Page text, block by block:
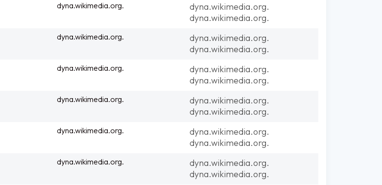
dyna.wikimedia.org.
dyna.wikimedia.org.
dyna.wikimedia.org.
dyna.wikimedia.org.
dyna.wikimedia.org.
dyna.wikimedia.org.
dyna.wikimedia.org.
dyna.wikimedia.org.
dyna.wikimedia.org.
dyna.wikimedia.org.
dyna.wikimedia.org.
dyna.wikimedia.org.
dyna.wikimedia.org.
dyna.wikimedia.org.
dyna.wikimedia.org.
dyna.wikimedia.org.
dyna.wikimedia.org.
dyna.wikimedia.org.